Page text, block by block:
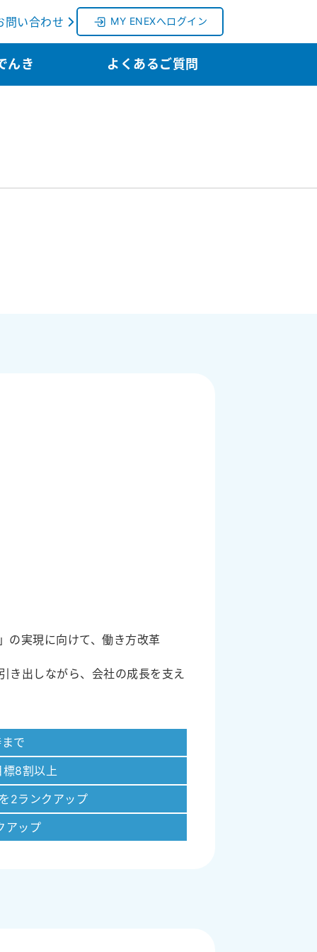
問い合わせ MY ENEXへログイン
んき よくあるご質問
の実現に向けて、働き方改革
き出しながら、会社の成長を支え
で
2ランクアップ
8割以上
アップ